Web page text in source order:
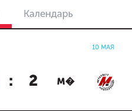
Календарь
10 МАЯ
: 2 М�